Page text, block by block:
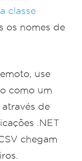
classe
os nomes de
use
como um
de
.NET
chegam